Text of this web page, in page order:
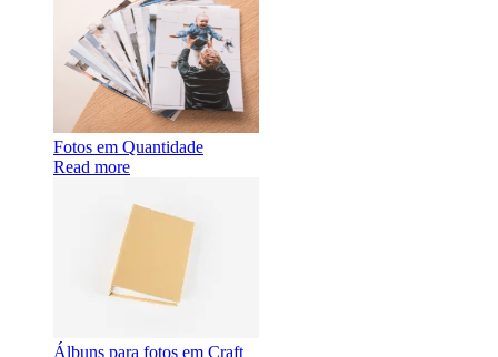
Fotos em Quantidade
Read more
Álbuns para fotos em Craft